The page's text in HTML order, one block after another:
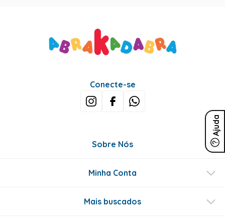
Ajuda
Conecte-se
Sobre Nós
Minha Conta
Mais buscados